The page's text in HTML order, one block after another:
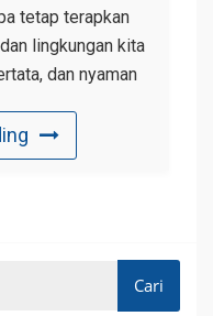
tetap terapkan
lingkungan kita
dan nyaman